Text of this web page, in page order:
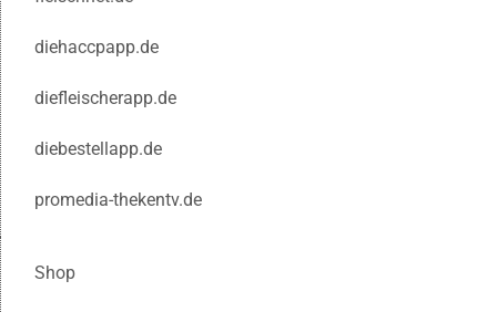
diehaccpapp.de
diefleischerapp.de
diebestellapp.de
promedia-thekentv.de
Shop